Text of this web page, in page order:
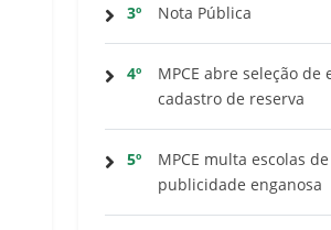
3º Nota Pública
4º
MPCE abre seleção de
cadastro de reserva
5º
MPCE multa escolas
publicidade enganosa